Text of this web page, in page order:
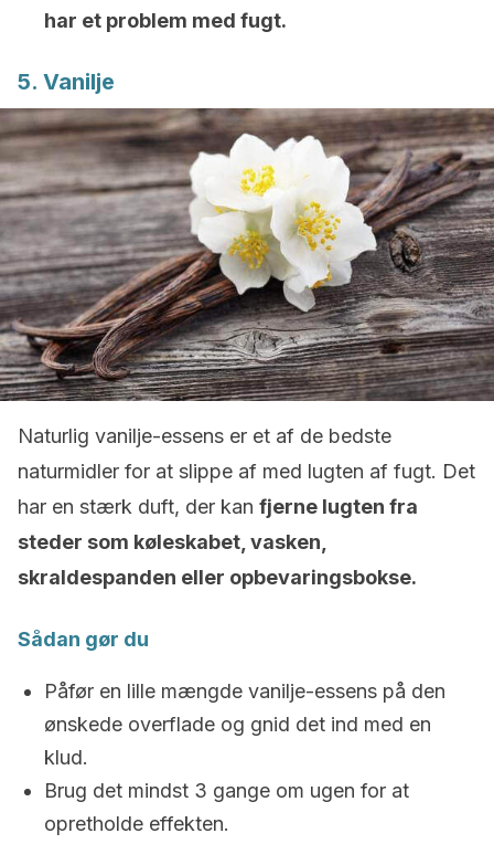
har et problem med fugt.
5. Vanilje
Naturlig vanilje-essens er et af ​​de bedste
naturmidler for at slippe af med lugten af fugt. Det
har en stærk duft, der kan fjerne lugten fra
steder som køleskabet, vasken,
skraldespanden eller opbevaringsbokse.
Sådan gør du
Påfør en lille mængde vanilje-essens på den
ønskede overflade og gnid det ind med en
klud.
Brug det mindst 3 gange om ugen for at
opretholde effekten.